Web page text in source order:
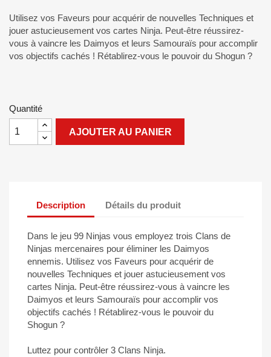
Utilisez vos Faveurs pour acquérir de nouvelles Techniques et
jouer astucieusement vos cartes Ninja. Peut-être réussirez-
vous à vaincre les Daimyos et leurs Samouraïs pour accomplir
vos objectifs cachés ! Rétablirez-vous le pouvoir du Shogun ?
Quantité
AJOUTER AU PANIER
Description Détails du produit
Dans le jeu 99 Ninjas vous employez trois Clans de
Ninjas mercenaires pour éliminer les Daimyos
ennemis. Utilisez vos Faveurs pour acquérir de
nouvelles Techniques et jouer astucieusement vos
cartes Ninja. Peut-être réussirez-vous à vaincre les
Daimyos et leurs Samouraïs pour accomplir vos
objectifs cachés ! Rétablirez-vous le pouvoir du
Shogun ?
Luttez pour contrôler 3 Clans Ninja.